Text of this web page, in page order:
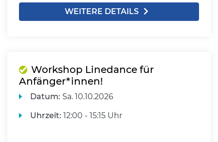
WEITERE DETAILS
Workshop Linedance für
Anfänger*innen!
Datum: Sa. 10.10.2026
Uhrzeit: 12:00 - 15:15 Uhr